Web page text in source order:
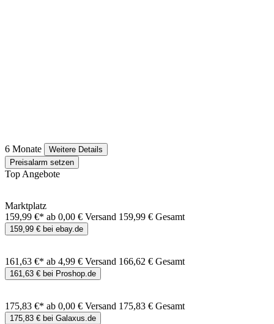
6 Monate
Weitere Details
Preisalarm setzen
Top Angebote
Marktplatz
159,99 €* ab 0,00 € Versand 159,99 € Gesamt
159,99 € bei ebay.de
161,63 €* ab 4,99 € Versand 166,62 € Gesamt
161,63 € bei Proshop.de
175,83 €* ab 0,00 € Versand 175,83 € Gesamt
175,83 € bei Galaxus.de